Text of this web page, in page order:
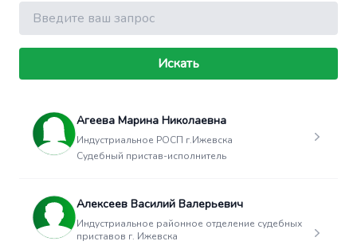
Поиск
Искать
Агеева Марина Николаевна
Индустриальное РОСП г.Ижевска
Судебный пристав-исполнитель
Алексеев Василий Валерьевич
Индустриальное районное отделение судебных
приставов г. Ижевска